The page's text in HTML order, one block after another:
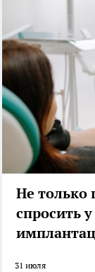
Не только
спросить
31 июля